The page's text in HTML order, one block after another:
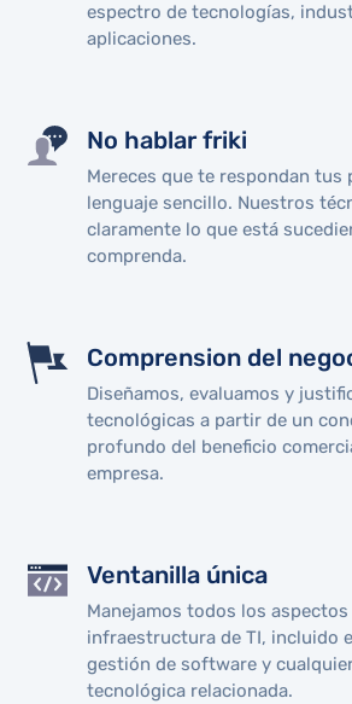
espectro de tecnologías,
aplicaciones.
No hablar friki
Mereces que te respondan tus
lenguaje sencillo. Nuestros
claramente lo que está
comprenda.
Comprension del
Diseñamos, evaluamos y
tecnológicas a partir de un
profundo del beneficio
empresa.
Ventanilla única
Manejamos todos los aspectos
infraestructura de TI, incluido
gestión de software y
tecnológica relacionada.